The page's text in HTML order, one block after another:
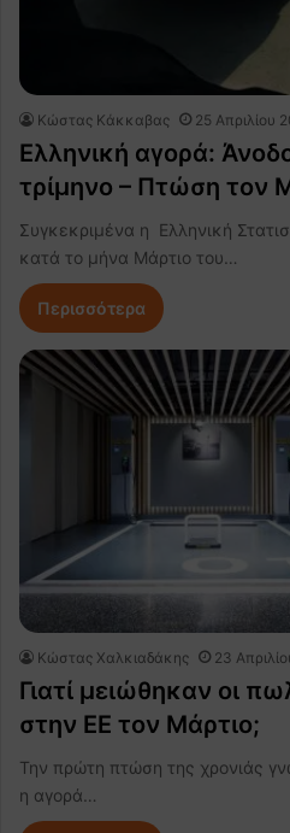
Κώστας Κάκκαβας 25 Απριλίου
Ελληνική αγορά:
τρίμηνο – Πτώση τον
Συγκεκριμένα η Ελληνική
κατά το μήνα Μάρτιο του…
Περισσότερα
Κώστας Χαλκιαδάκης 23
Γιατί μειώθηκαν οι
στην ΕΕ τον Μάρτιο;
Την πρώτη πτώση της χρονιάς
η αγορά…